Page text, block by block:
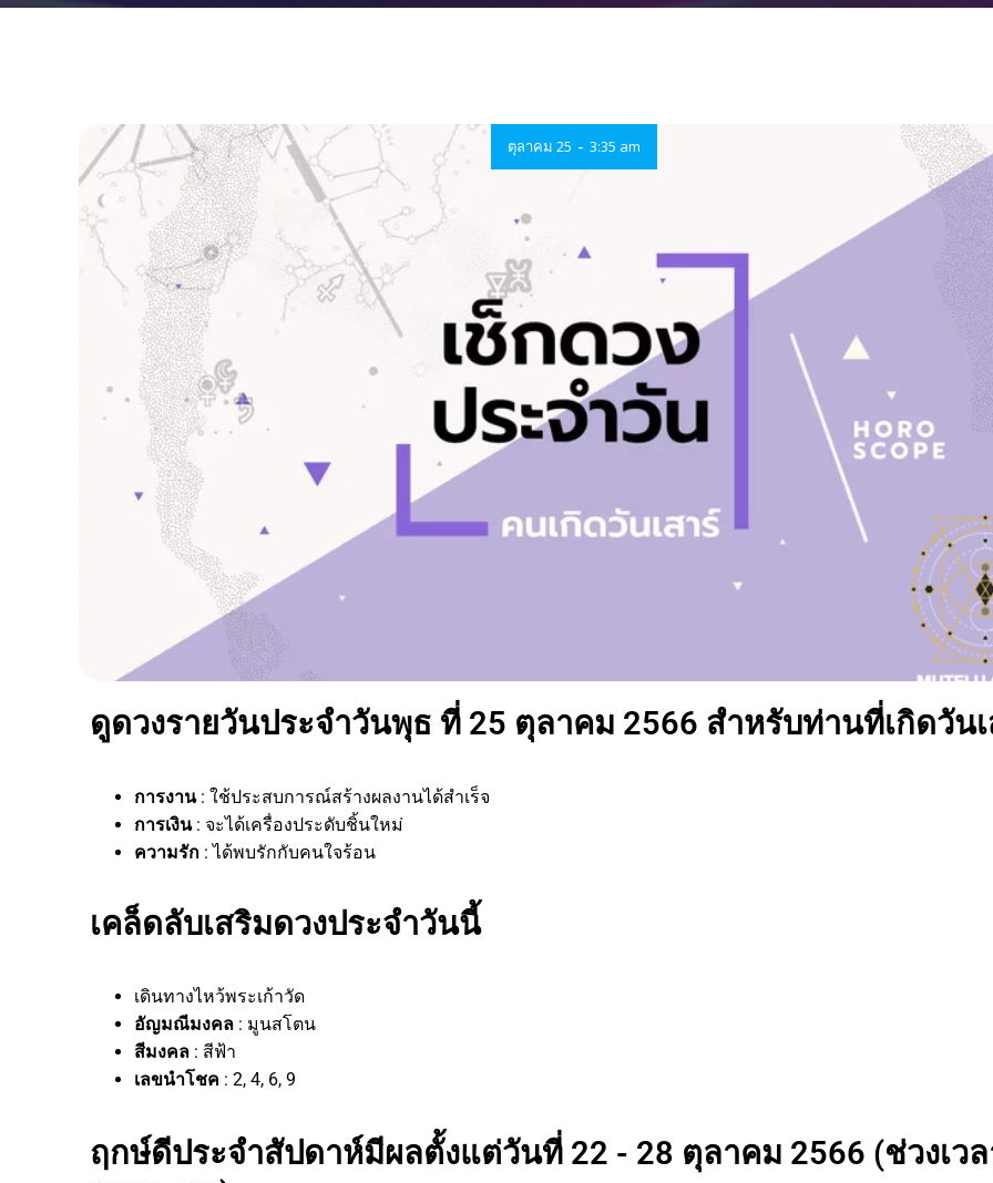
ตุลาคม 25 - 3:35 am
ดูดวงรายวันประจำวันพุธ ที่ 25 ตุลาคม 2566 สำหรับท่านที่เกิดวัน
การงาน: ใช้ประสบการณ์สร้างผลงานได้สำเร็จ
การเงิน: จะได้เครื่องประดับชิ้นใหม่
ความรัก : ได้พบรักกับคนใจร้อน
เคล็ดลับเสริมดวงประจำวันนี้
เดินทางไหว้พระเก้าวัด
อัญมณีมงคล : มูนสโตน
สีมงคล : สีฟ้า
เลขนำโชค : 2, 4, 6, 9
ฤกษ์ดีประจำสัปดาห์มีผลตั้งแต่วันที่ 22 - 28 ตุลาคม 2566 (ช่วงเว